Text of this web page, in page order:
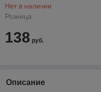
Нет в наличии
Розница
138 руб.
Описание